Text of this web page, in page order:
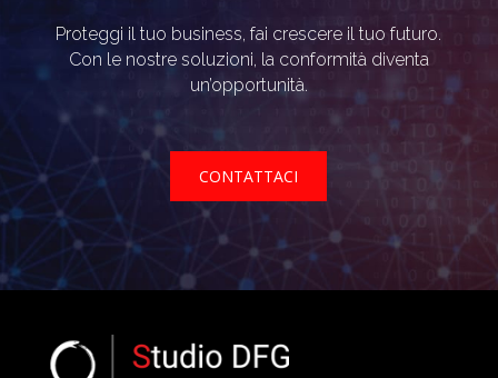
Proteggi il tuo business, fai crescere il tuo futuro.
Con le nostre soluzioni, la conformità diventa
un’opportunità.
CONTATTACI